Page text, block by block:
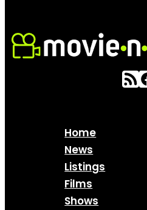
Home
News
Listings
Films
Shows